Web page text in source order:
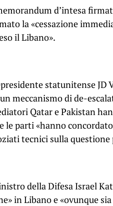
d’intesa
la «cessazione
il Libano».
statunitense
meccanismo di de-
Qatar e Pakistan
le parti «hanno
tecnici sulla
della Difesa Israel
in Libano e «ovunque